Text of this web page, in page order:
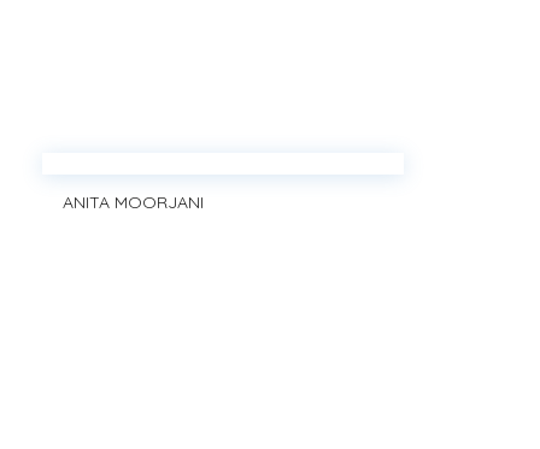
ANITA MOORJANI